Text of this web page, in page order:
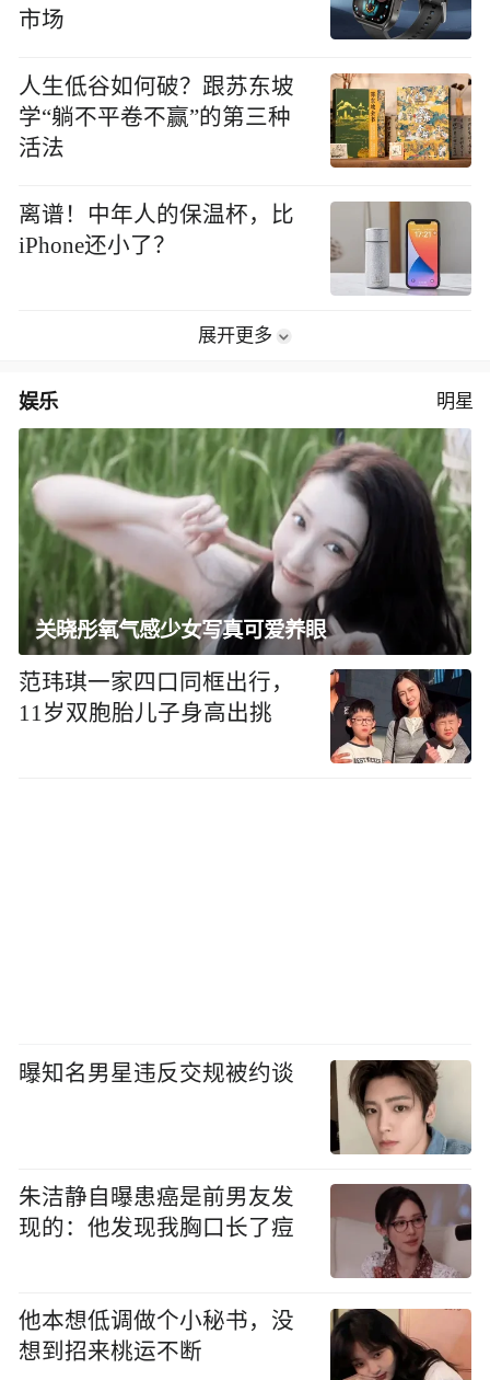
市场
人生低谷如何破？跟苏东坡
学“躺不平卷不赢”的第三种
活法
离谱！中年人的保温杯，比
iPhone还小了？
展开更多
娱乐 明星
关晓彤氧气感少女写真可爱养眼
范玮琪一家四口同框出行，
11岁双胞胎儿子身高出挑
曝知名男星违反交规被约谈
朱洁静自曝患癌是前男友发
现的：他发现我胸口长了痘
他本想低调做个小秘书，没
想到招来桃运不断